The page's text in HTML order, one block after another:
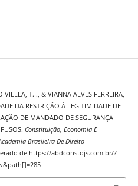
T. ., & VIANNA ALVES FERREIRA,
DA RESTRIÇÃO À LEGITIMIDADE DE
DE MANDADO DE SEGURANÇA
Constituição, Economia E
Brasileira De Direito
de https://abdconstojs.com.br/?